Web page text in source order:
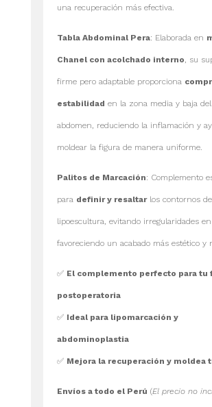
una recuperación más efectiva.
Tabla Abdominal Pera: Elaborada en
Chanel con acolchado interno , su
firme pero adaptable proporciona
estabilidad en la zona media y baja del
abdomen, reduciendo la inflamación y
moldear la figura de manera uniforme.
Palitos de Marcación: Complemento
para definir y resaltarlos contornos
lipoescultura, evitando irregularidades
favoreciendo un acabado más estético y
✅ El complemento perfecto para tu
postoperatoria
✅ Ideal para lipomarcación y
abdominoplastia
✅ Mejora la recuperación y moldea
Envíos a todo el Perú (El precio no